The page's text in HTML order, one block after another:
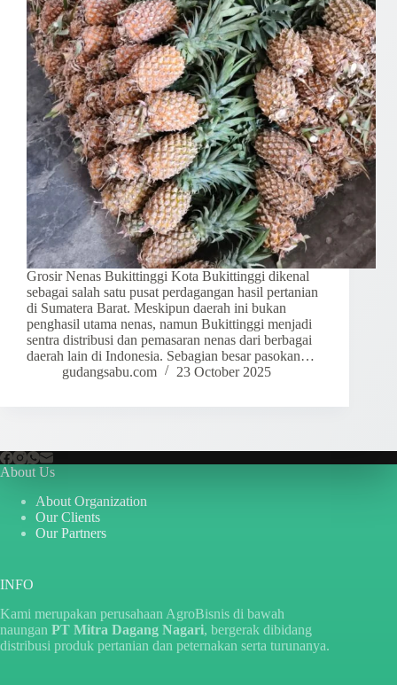
Grosir Nenas Bukittinggi Kota Bukittinggi dikenal
sebagai salah satu pusat perdagangan hasil pertanian
di Sumatera Barat. Meskipun daerah ini bukan
penghasil utama nenas, namun Bukittinggi menjadi
sentra distribusi dan pemasaran nenas dari berbagai
daerah lain di Indonesia. Sebagian besar pasokan…
gudangsabu.com
23 October 2025
About Us
About Organization
Our Clients
Our Partners
INFO
Kami merupakan perusahaan AgroBisnis di bawah
naungan PT Mitra Dagang Nagari, bergerak dibidang
distribusi produk pertanian dan peternakan serta turunanya.